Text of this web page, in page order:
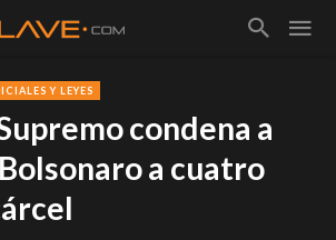
Y LEYES
condena a
a cuatro